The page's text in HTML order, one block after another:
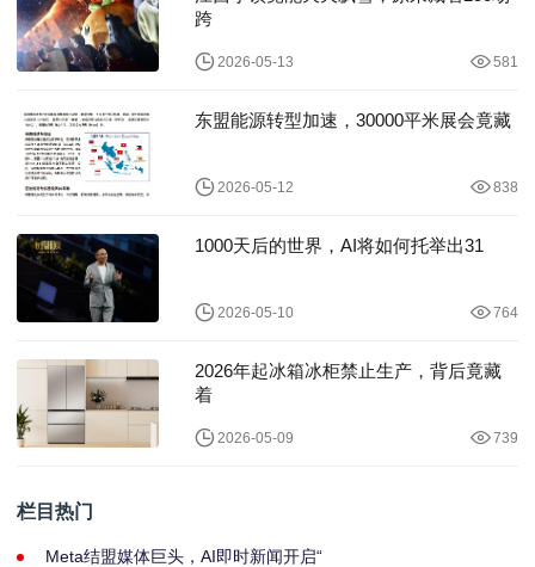
跨
2026-05-13 581
东盟能源转型加速，30000平米展会竟藏
2026-05-12 838
1000天后的世界，AI将如何托举出31
2026-05-10 764
2026年起冰箱冰柜禁止生产，背后竟藏
着
2026-05-09 739
栏目热门
Meta结盟媒体巨头，AI即时新闻开启“